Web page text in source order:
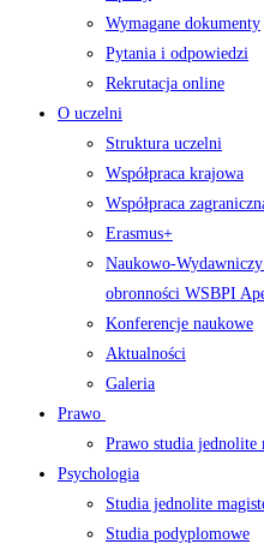
Wymagane dokumenty
Pytania i odpowiedzi
Rekrutacja online
O uczelni
Struktura uczelni
Współpraca krajowa
Współpraca
Erasmus+
Naukowo-
obronności WSBPI
Konferencje naukowe
Aktualności
Galeria
Prawo
Prawo studia jednolite
Psychologia
Studia jednolite
Studia podyplomowe